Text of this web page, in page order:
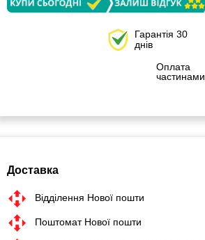
Гарантія 30
днів
Оплата
частинами
Доставка
Відділення Нової пошти
Поштомат Нової пошти